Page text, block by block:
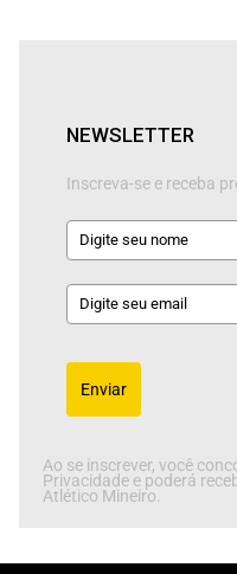
NEWSLETTER
Inscreva-se e receba
Enviar
Ao se inscrever, você
Privacidade e poderá
Atlético Mineiro.